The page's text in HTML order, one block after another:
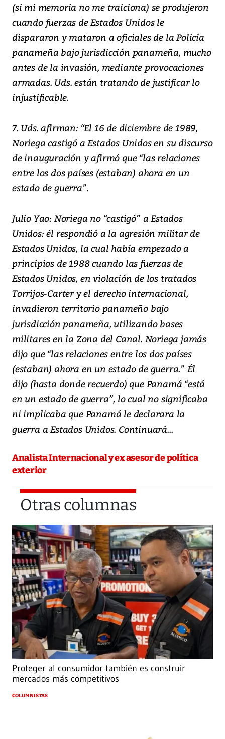
(si mi memoria no me traiciona) se produjeron
cuando fuerzas de Estados Unidos le
dispararon y mataron a oficiales de la Policía
panameña bajo jurisdicción panameña, mucho
antes de la invasión, mediante provocaciones
armadas. Uds. están tratando de justificar lo
injustificable.
7. Uds. afirman: “El 16 de diciembre de 1989,
Noriega castigó a Estados Unidos en su discurso
de inauguración y afirmó que “las relaciones
entre los dos países (estaban) ahora en un
estado de guerra”.
Julio Yao: Noriega no “castigó” a Estados
Unidos: él respondió a la agresión militar de
Estados Unidos, la cual había empezado a
principios de 1988 cuando las fuerzas de
Estados Unidos, en violación de los tratados
Torrijos-Carter y el derecho internacional,
invadieron territorio panameño bajo
jurisdicción panameña, utilizando bases
militares en la Zona del Canal. Noriega jamás
dijo que “las relaciones entre los dos países
(estaban) ahora en un estado de guerra.” Él
dijo (hasta donde recuerdo) que Panamá “está
en un estado de guerra”, lo cual no significaba
ni implicaba que Panamá le declarara la
guerra a Estados Unidos. Continuará...
Analista Internacional y ex asesor de política
exterior
Otras columnas
Proteger al consumidor también es construir
mercados más competitivos
COLUMNISTAS